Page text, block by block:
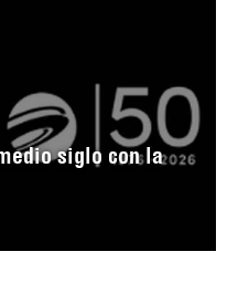
siglo con la